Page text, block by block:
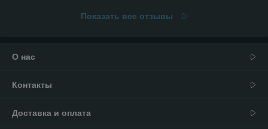
Показать все отзывы
О нас
Контакты
Доставка и оплата